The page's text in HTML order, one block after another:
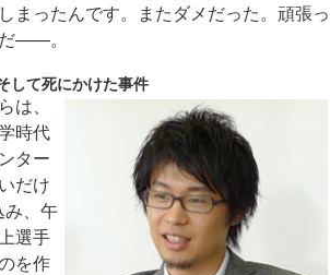
まったんです。またダメだった。頑張っ
――。
して死にかけた事件
は、
時代
ター
だけ
み、午
選手
を作